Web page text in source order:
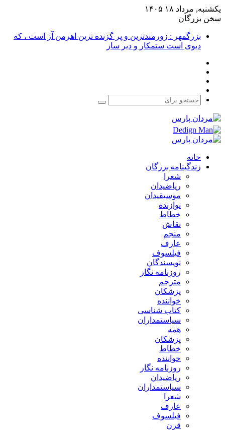
یکشنبه, مرداد ۱۸ ۱۴۰۵
سخن بزرگان
بزرگمهر : زورمندترین و پر گزنده ترین اهرمن آز است ، که
دیوی است ستمکار و دیر ساز
جستجو
خانه
زندگینامه بزرگان
شعرا
ریاضیدان
موسیقیدان
نوازنده
خطاط
نقاش
منجم
عارف
فیلسوف
نویسندگان
روزنامه نگار
مترجم
پزشکان
خواننده
کتاب شناسی
سیاستمداران
همه
پزشکان
خطاط
خواننده
روزنامه نگار
ریاضیدان
سیاستمداران
شعرا
عارف
فیلسوف
قرن